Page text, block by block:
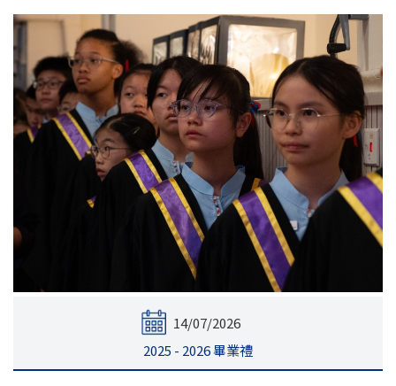
14/07/2026
2025 - 2026 畢業禮